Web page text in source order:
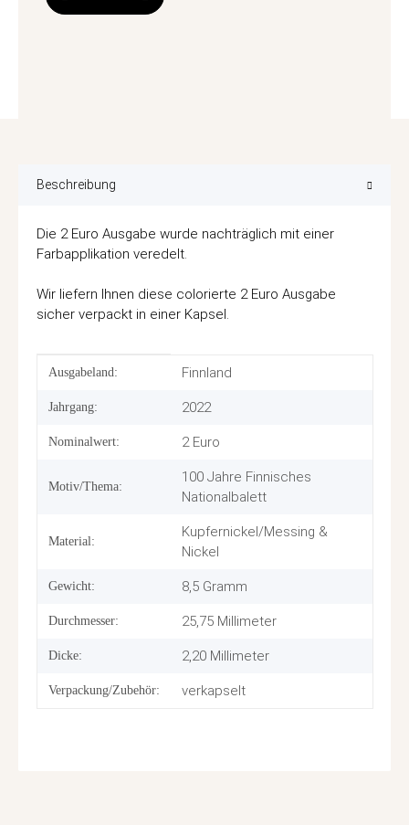
Beschreibung
Die 2 Euro Ausgabe wurde nachträglich mit einer
Farbapplikation veredelt.
Wir liefern Ihnen diese colorierte 2 Euro Ausgabe
sicher verpackt in einer Kapsel.
Produkteigenschaft
Wert
Ausgabeland: Finnland
Jahrgang: 2022
Nominalwert: 2 Euro
Motiv/Thema:
100 Jahre Finnisches
Nationalbalett
Material:
Kupfernickel/Messing &
Nickel
Gewicht: 8,5 Gramm
Durchmesser: 25,75 Millimeter
Dicke: 2,20 Millimeter
Verpackung/Zubehör: verkapselt